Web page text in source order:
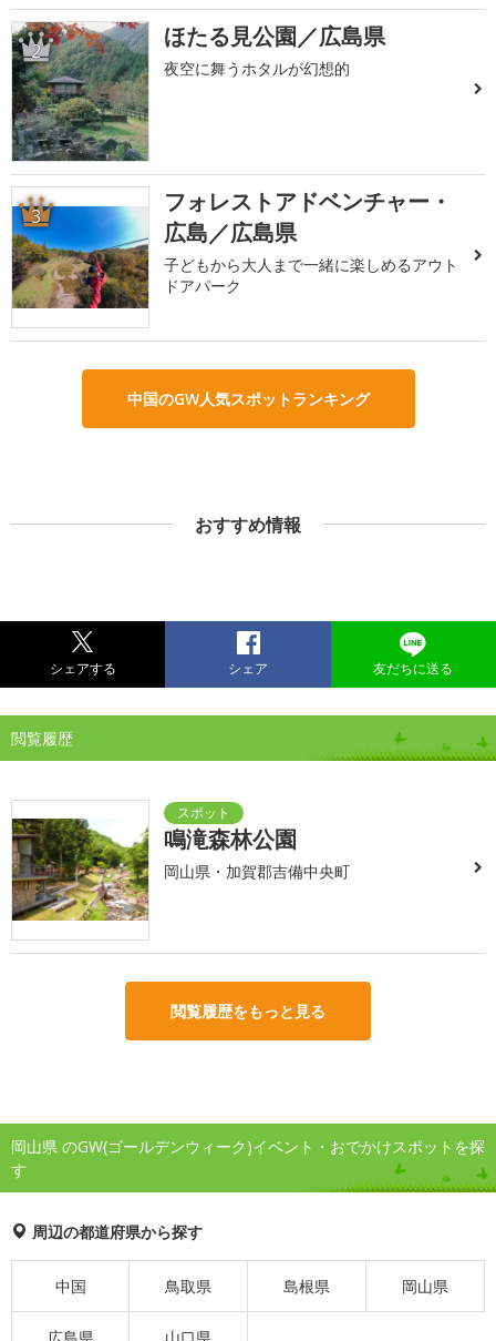
2 ほたる見公園／広島県
夜空に舞うホタルが幻想的
3
フォレストアドベンチャー・
広島／広島県
子どもから大人まで一緒に楽しめるアウト
ドアパーク
中国のGW人気スポットランキング
おすすめ情報
シェアする シェア 友だちに送る
閲覧履歴
鳴滝森林公園
岡山県・加賀郡吉備中央町
閲覧履歴をもっと見る
岡山県 のGW(ゴールデンウィーク)イベント・おでかけスポットを探
す
周辺の都道府県から探す
中国 鳥取県 島根県 岡山県